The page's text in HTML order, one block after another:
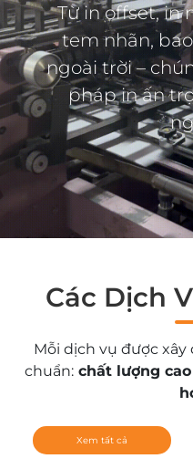
Từ in offset, in
tem nhãn,
ngoài trời –
pháp in ấn
Các Dịch
Mỗi dịch vụ được
chuẩn: chất lượng
Xem tất cả